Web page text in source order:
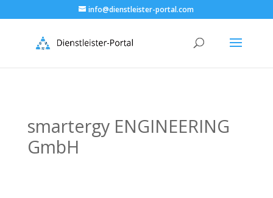
info@dienstleister-portal.com
smartergy ENGINEERING
GmbH